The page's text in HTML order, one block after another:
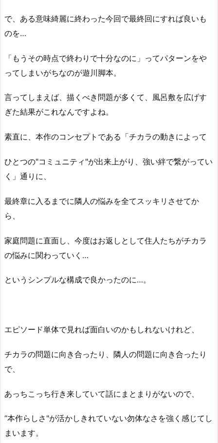
で、ある意味綺麗に終わった今回で最終回にすれば良いも
のを…
「もうその時点で終わりで十分なのに」ってパターンをや
ってしまいがちなのが遊川脚本。
言ってしまえば、描くべき問題が多くて、風呂敷を広げす
ぎた結果がこれなんですよね。
素直に、本作のコンセプトである「チカラの動きによって
ひとつの"コミュニティ"が出来上がり、強い絆で繋がってい
く」通りに、
最終章に入るまでに隣人の悩みを全てスッキリさせてか
ら、
家庭問題に直面し、今度はお返しとして住人たちがチカラ
の悩みに関わっていく…
というシンプルな構成で良かったのに…。
エピソード単体で見れば面白いのかもしれないけれど、
チカラの問題に向き合ったり、隣人の問題に向き合ったり
で、
あっちこっち行き来していて話にまとまりがないので、
“本作らしさ"が活かしきれていない勿体なさを強く感じてし
まいます。